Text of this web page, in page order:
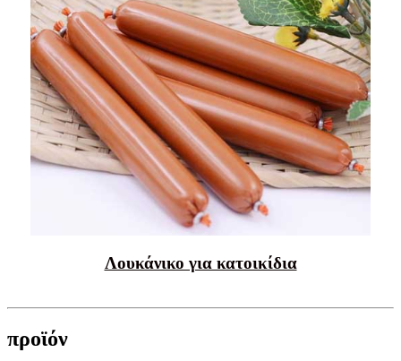
Λουκάνικο για κατοικίδια
προϊόν